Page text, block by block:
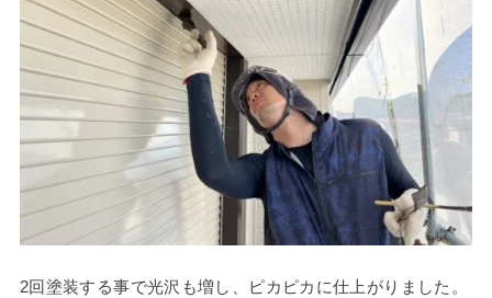
2回塗装する事で光沢も増し、ピカピカに仕上がりました。